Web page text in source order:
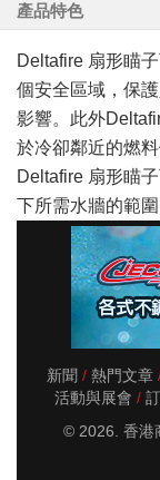
產品特色
Deltafire 扇形瞄
個安全區域，保
影響。此外
於冷卻鄰近的燃
Deltafire 扇形瞄
下所需水牆的範圍
新聞 熱門文章
活動與展會
© 2026. 香港